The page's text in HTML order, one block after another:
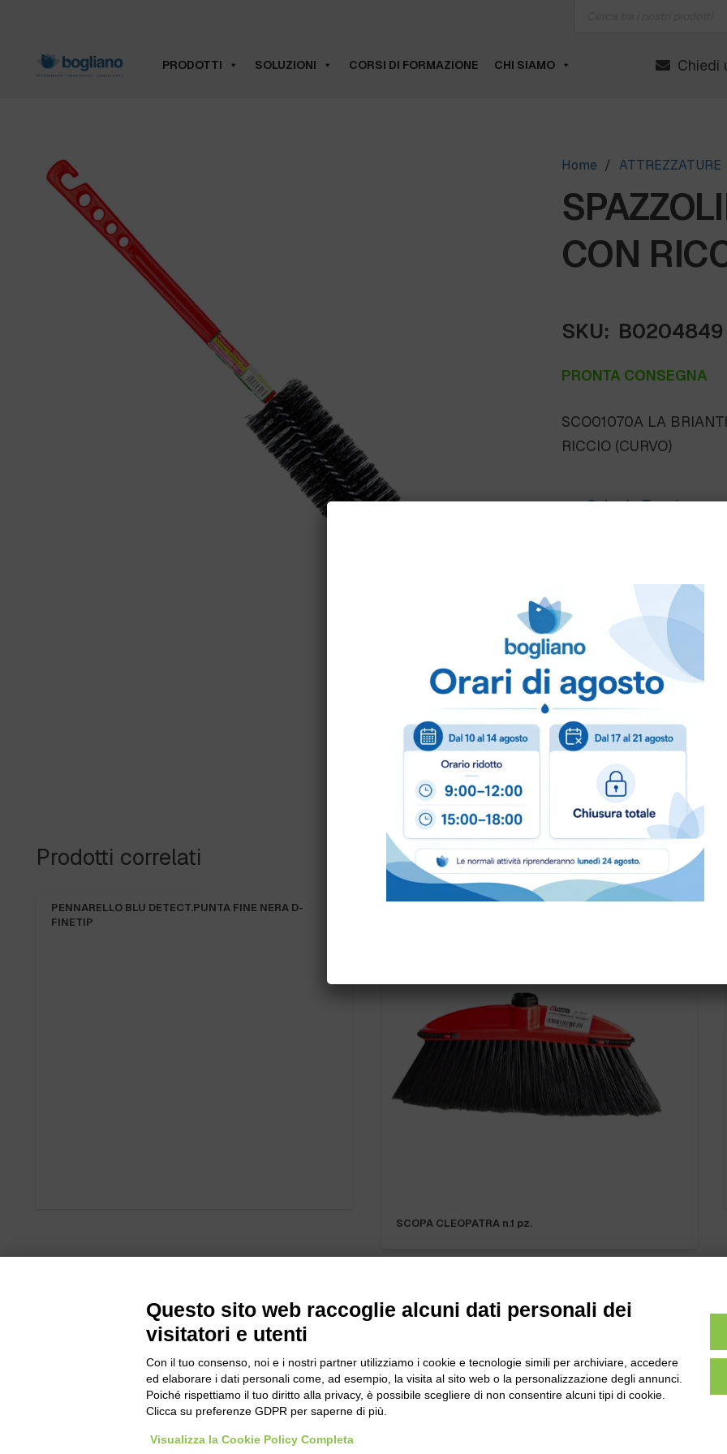
PRODOTTI SOLUZIONI CORSI DI FORMAZIONE CHI SIAMO Chiedi
Home / ATTREZZATURE
CON
SKU: B0204849
PRONTA CONSEGNA
SCO01070A LA
RICCIO (CURVO)
Scheda Tecnica
Come ordinare?
Puoi ordinare chiamando al
info@bogliano.it.
Per ogni informazione
Prodotti correlati
PENNARELLO BLU DETECT.PUNTA FINE NERA D-
FINETIP
PRONTA CONSEGNA
SCOPA CLEOPATRA n.1 pz.
Bogliano Srl
Strada Statale 231 Alba-Bra
Borgo San Martino 44, 12060
Tel:0172-478161
Fax: 0172-487399
Questo sito web raccoglie alcuni dati personali dei
visitatori e utenti
Con il tuo consenso, noi e i nostri partner utilizziamo i cookie e tecnologie simili per archiviare, accedere
ed elaborare i dati personali come, ad esempio, la visita al sito web o la personalizzazione degli annunci.
Poiché rispettiamo il tuo diritto alla privacy, è possibile scegliere di non consentire alcuni tipi di cookie.
Clicca su preferenze GDPR per saperne di più.
Visualizza la Cookie Policy Completa